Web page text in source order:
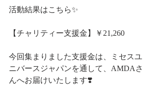
活動結果はこちら✨
【チャリティー支援金】￥21,260
今回集まりました支援金は、ミセスユ
ニバースジャパンを通して、AMDAさ
んへお届けいたします❣️